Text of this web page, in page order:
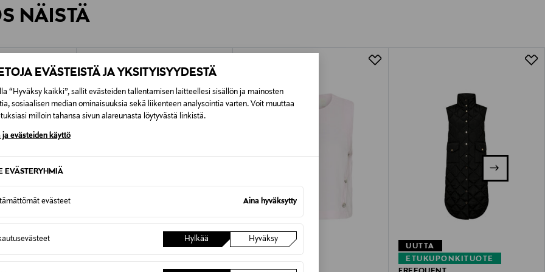
EVÄSTEISTÄ JA YKSITYISYYDESTÄ
“Hyväksy kaikki”, sallit evästeiden tallentamisen laitteellesi sisällön ja mainosten
sosiaalisen median ominaisuuksia sekä liikenteen analysointia varten. Voit muuttaa
milloin tahansa sivun alareunasta löytyvästä linkistä.
ja evästeiden käyttö
EVÄSTERYHMIÄ
evästeet Aina hyväksytty
Hylkää Hyväksy
Alk. 6,90 €, kun toimitus on saatavilla valittuun osoitteeseen.
NÄISTÄ
ALE –60%
ALE –40%
ETUKUPONKITUOTE
UUTTA